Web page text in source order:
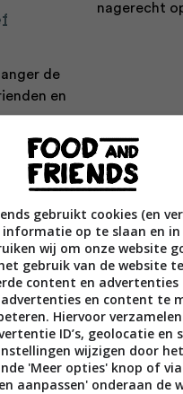
de
en
nagerecht
gebruikt cookies (en
op te slaan en in
wij om onze website
gebruik van de website
content en
en content te
Hiervoor
ID’s, geolocatie en
wijzigen door
'Meer opties' knop of via
aanpassen' onderaan de